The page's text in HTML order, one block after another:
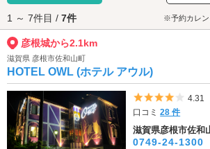
ます。彦根城で歴史に触れながら四季折々の景観を
彦根城へは、彦根・湖東エリアのラブホテルからも
1 ～ 7件目 / 7件 ※予約カレン
彦根城から2.1km
滋賀県 彦根市佐和山町
HOTEL OWL (ホテル アウル)
5つ
4.31
口コミ28 件
滋賀県彦根市佐和
0749-24-1300